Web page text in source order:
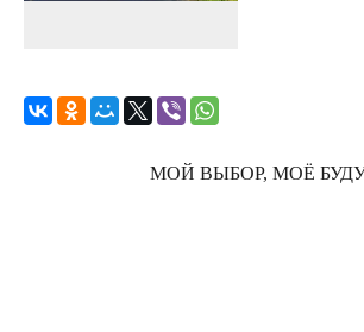
МОЙ ВЫБОР, МОЁ